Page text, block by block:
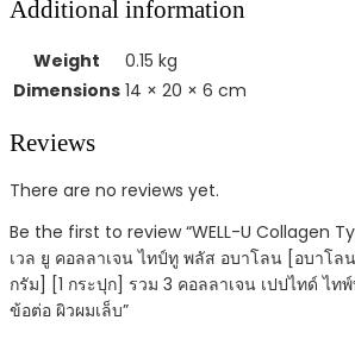
Additional information
Weight
0.15 kg
Dimensions 14 × 20 × 6 cm
Reviews
There are no reviews yet.
Be the first to review “WELL-U Collagen
เวล ยู คอลลาเจน ไทป์ทู พลัส อบาโลน [อบาโล
กรัม] [1 กระปุก] รวม 3 คอลลาเจน เปปไทด์ ไท
ข้อต่อ ผิวผมเล็บ”